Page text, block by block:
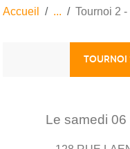
Accueil Tournoi 2
TOURNOI
Le samedi 06